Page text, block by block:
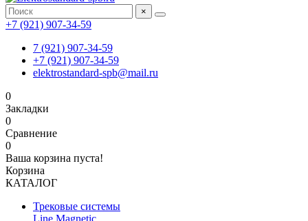
×
+7 (921) 907-34-59
7 (921) 907-34-59
+7 (921) 907-34-59
elektrostandard-spb@mail.ru
0
Закладки
0
Сравнение
0
Ваша корзина пуста!
Корзина
КАТАЛОГ
Трековые системы
Line Magnetic